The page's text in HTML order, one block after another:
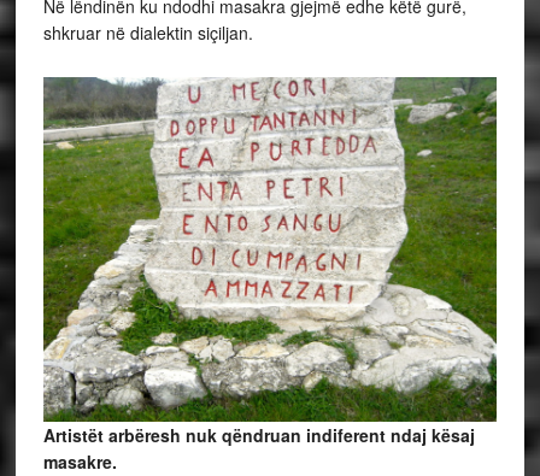
Në lëndinën ku ndodhi masakra gjejmë edhe këtë gurë,
shkruar në dialektin siçiljan.
Artistët arbëresh nuk qëndruan indiferent ndaj kësaj
masakre.